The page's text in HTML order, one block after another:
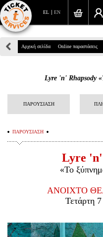
EN
EL
Αναζήτηση
Παραγγελία
Αναζήτηση
Είσοδος
Αρχική σελίδα Online παραστάσεις
Lyre 'n' Rhapsody
ΠΑΡΟΥΣΙΑΣΗ
ΠΑΡΟΥΣΙΑΣΗ
Lyre 'n'
«Το
ΑΝΟΙΧΤΟ
Τετάρτη